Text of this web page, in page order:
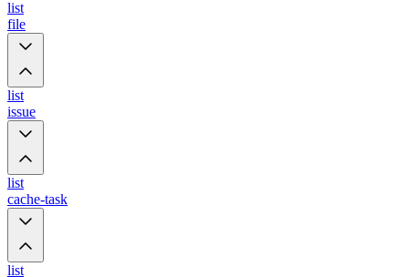
list
file
list
issue
list
cache-task
list